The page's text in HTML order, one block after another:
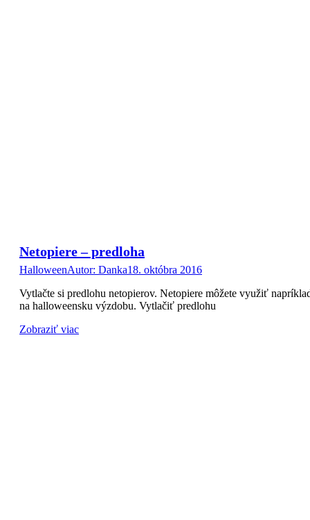
Netopiere – predloha
HalloweenAutor: Danka18. októbra 2016
Vytlačte si predlohu netopierov. Netopiere môžete využiť
na halloweensku výzdobu. Vytlačiť predlohu
Zobraziť viac